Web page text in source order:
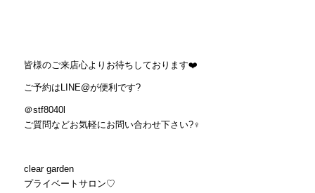
皆様のご来店心よりお待ちしております❤️
ご予約は LINE@が便利です?
＠stf8040l
ご質問などお気軽にお問い合わせ下さい?‍♀️
clear garden
プライベートサロン♡